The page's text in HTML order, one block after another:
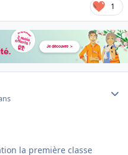
1
la première classe